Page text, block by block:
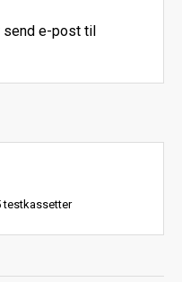
e-post til
testkassetter